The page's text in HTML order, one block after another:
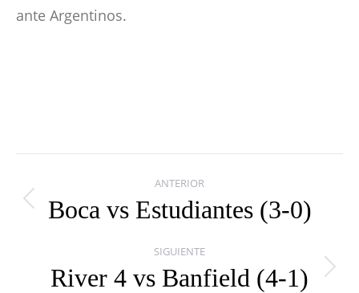
ante Argentinos.
Navegación
entre
publicaciones
ANTERIOR
Publicación
Boca vs Estudiantes (3-0)
SIGUIENTE
Publicación
River 4 vs Banfield (4-1)